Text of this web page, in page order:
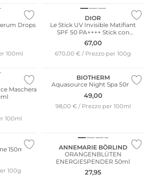
Drops
100ml
DIOR
Le Stick UV Invisible Matifiant
SPF 50 PA++++ Stick con
protezione UV invisibile
67,00
670,00 € / Prezzo per 100g
Maschera
100ml
BIOTHERM
Aquasource Night Spa 50ml
49,00
98,00 € / Prezzo per 100ml
150ml
100g
ANNEMARIE BÖRLIND
ORANGENBLÜTEN
ENERGIESPENDER 50ml
27,95